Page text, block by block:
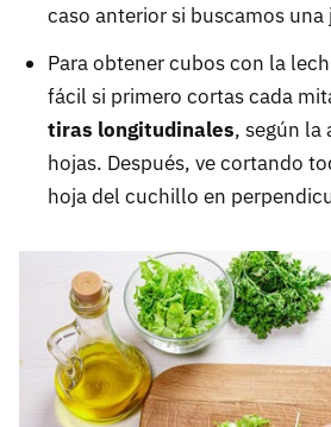
caso anterior si buscamos una
Para obtener cubos con la
fácil si primero cortas cada
tiras longitudinales, según la
hojas. Después, ve cortando
hoja del cuchillo en